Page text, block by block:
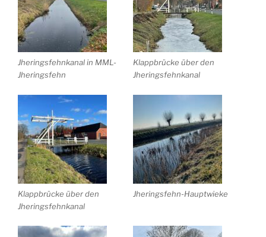
Jheringsfehnkanal in MML-
Jheringsfehn
Klappbrücke über den
Jheringsfehnkanal
Klappbrücke über den
Jheringsfehnkanal
Jheringsfehn-Hauptwieke